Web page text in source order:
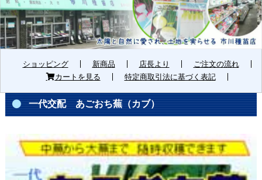
ショッピング 新商品 店長より
ご注文の流れ
カートを見る
特定商取引法に基づく表記
一代交配 あごおち蕪（カブ）